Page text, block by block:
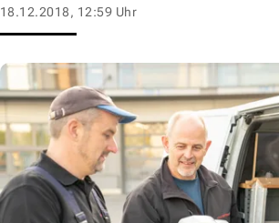
18.12.2018, 12:59 Uhr